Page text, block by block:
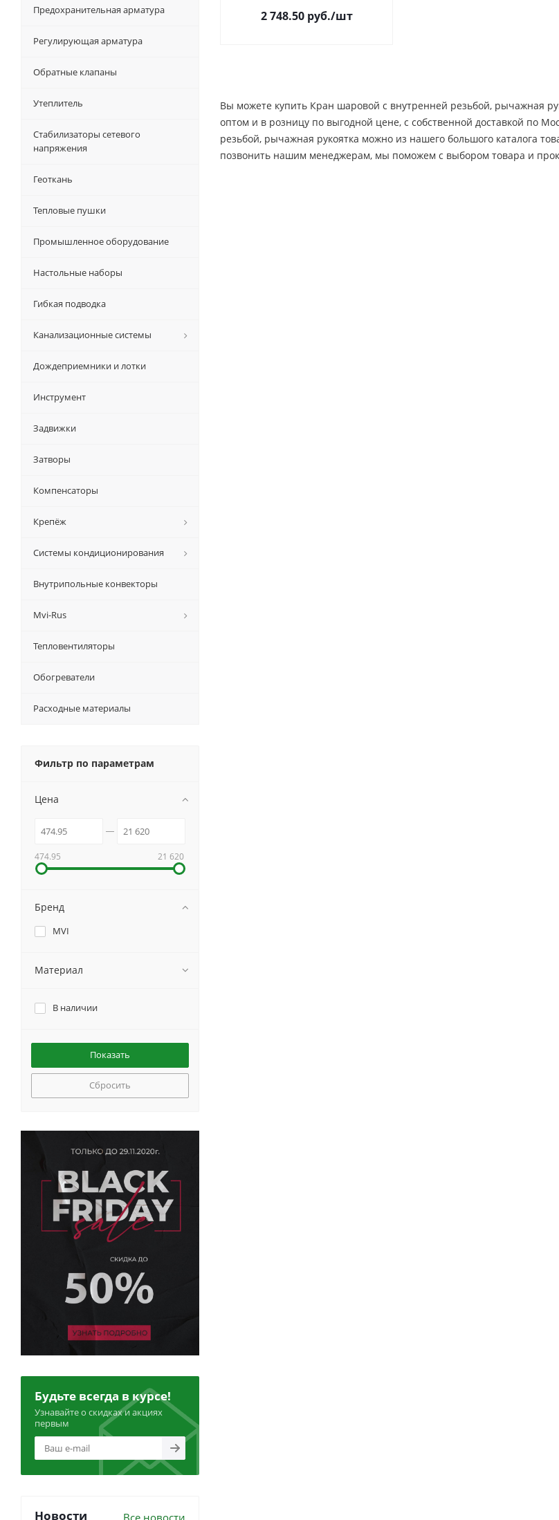
2 748.50 руб./шт
Вы можете купить Кран шаровой с внутренней резьбой, рычажная
оптом и в розницу по выгодной цене, c собственной доставкой по
резьбой, рычажная рукоятка можно из нашего большого каталога
позвонить нашим менеджерам, мы поможем с выбором товара и
Предохранительная арматура
Регулирующая арматура
Обратные клапаны
Утеплитель
Стабилизаторы сетевого
напряжения
Геоткань
Тепловые пушки
Промышленное оборудование
Настольные наборы
Гибкая подводка
Канализационные системы
Дождеприемники и лотки
Инструмент
Задвижки
Затворы
Компенсаторы
Крепёж
Системы кондиционирования
Внутрипольные конвекторы
Mvi-Rus
Тепловентиляторы
Обогреватели
Расходные материалы
Фильтр по параметрам
Цена
474.95 21 620
Бренд
MVI
Материал
В наличии
Сбросить
Будьте всегда в курсе!
Узнавайте о скидках и акциях
первым
Новости Все новости